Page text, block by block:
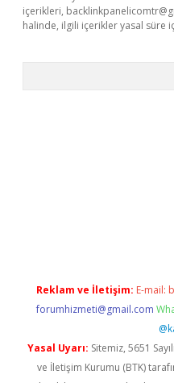
içerikleri,
halinde, ilgili içerikler yasal süre
Reklam ve İletişim: E-mail:
forumhizmeti@gmail.com
Yasal Uyarı: Sitemiz, 5651
ve İletişim Kurumu (BTK)